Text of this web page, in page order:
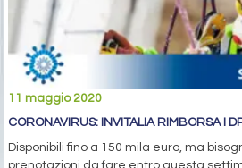
11 maggio 2020
CORONAVIRUS: INVITALIA RIMBORSA I
Disponibili fino a 150 mila euro, ma
prenotazioni da fare entro questa